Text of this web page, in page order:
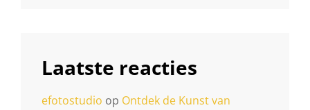
Laatste reacties
efotostudio op Ontdek de Kunst van